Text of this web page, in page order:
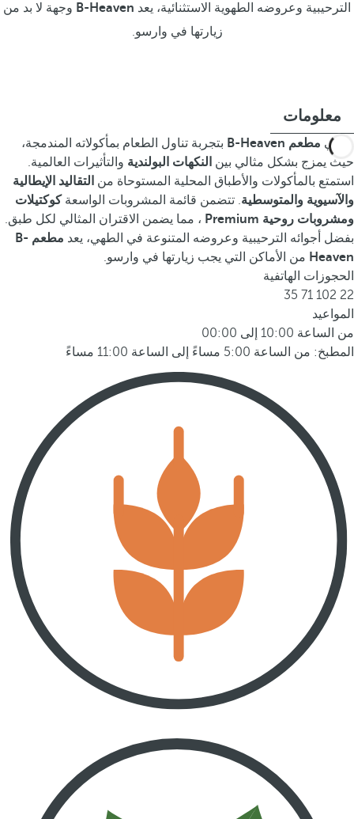
الترحيبية وعروضه الطهوية الاستثنائية، يعد B-Heaven وجهة لا بد من
زيارتها في وارسو.
معلومات
يرتقي مطعم B-Heaven
بتجربة تناول الطعام بمأكولاته المندمجة،
حيث يمزج بشكل مثالي بين النكهات البولندية والتأثيرات العالمية.
استمتع بالمأكولات والأطباق المحلية المستوحاة من التقاليد الإيطالية
والآسيوية والمتوسطية. تتضمن قائمة المشروبات الواسعةكوكتيلات
ومشروبات روحية Premium
، مما يضمن الاقتران المثالي لكل طبق.
بفضل أجوائه الترحيبية وعروضه المتنوعة في الطهي، يعد
مطعم B-
Heaven من الأماكن التي يجب زيارتها في وارسو.
الحجوزات الهاتفية
22 102 71 35
المواعيد
من الساعة 10:00 إلى 00:00
المطبخ: من الساعة 5:00 مساءً إلى الساعة 11:00 مساءً